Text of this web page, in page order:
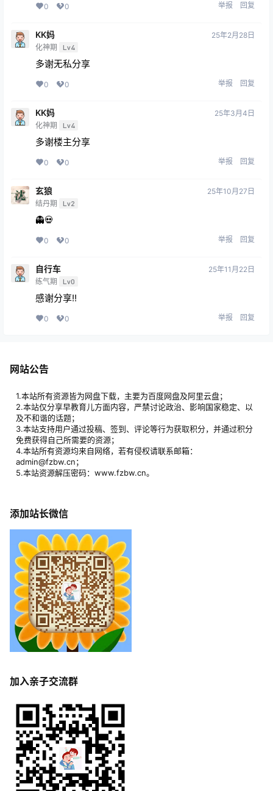
0 0 举报 回复
KK妈
化神期 Lv4
25年2月28日
多谢无私分享
0 0 举报 回复
KK妈
化神期 Lv4
25年3月4日
多谢楼主分享
0 0 举报 回复
玄狼
结丹期 Lv2
25年10月27日
👻💀
0 0 举报 回复
自行车
练气期 Lv0
25年11月22日
感谢分享!!
0 0 举报 回复
网站公告
1.本站所有资源皆为网盘下载，主要为百度网盘及阿里云盘；
2.本站仅分享早教育儿方面内容，严禁讨论政治、影响国家稳定、以
及不和谐的话题；
3.本站支持用户通过投稿、签到、评论等行为获取积分，并通过积分
免费获得自己所需要的资源；
4.本站所有资源均来自网络，若有侵权请联系邮箱：
admin@fzbw.cn；
5.本站资源解压密码：www.fzbw.cn。
添加站长微信
加入亲子交流群